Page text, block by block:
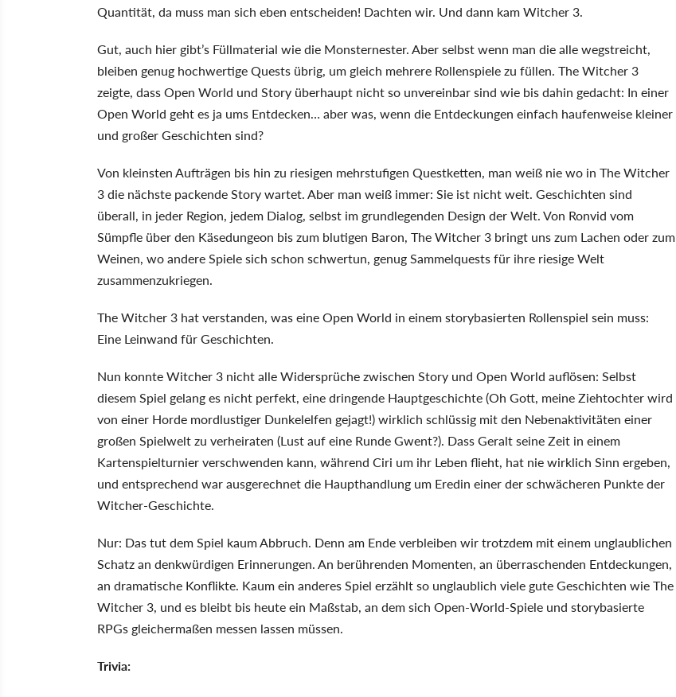
Quantität, da muss man sich eben entscheiden! Dachten wir. Und dann kam Witcher 3.
Gut, auch hier gibt’s Füllmaterial wie die Monsternester. Aber selbst wenn man die alle wegstreicht,
bleiben genug hochwertige Quests übrig, um gleich mehrere Rollenspiele zu füllen. The Witcher 3
zeigte, dass Open World und Story überhaupt nicht so unvereinbar sind wie bis dahin gedacht: In einer
Open World geht es ja ums Entdecken… aber was, wenn die Entdeckungen einfach haufenweise kleiner
und großer Geschichten sind?
Von kleinsten Aufträgen bis hin zu riesigen mehrstufigen Questketten, man weiß nie wo in The Witcher
3 die nächste packende Story wartet. Aber man weiß immer: Sie ist nicht weit. Geschichten sind
überall, in jeder Region, jedem Dialog, selbst im grundlegenden Design der Welt. Von Ronvid vom
Sümpfle über den Käsedungeon bis zum blutigen Baron, The Witcher 3 bringt uns zum Lachen oder zum
Weinen, wo andere Spiele sich schon schwertun, genug Sammelquests für ihre riesige Welt
zusammenzukriegen.
The Witcher 3 hat verstanden, was eine Open World in einem storybasierten Rollenspiel sein muss:
Eine Leinwand für Geschichten.
Nun konnte Witcher 3 nicht alle Widersprüche zwischen Story und Open World auflösen: Selbst
diesem Spiel gelang es nicht perfekt, eine dringende Hauptgeschichte (Oh Gott, meine Ziehtochter wird
von einer Horde mordlustiger Dunkelelfen gejagt!) wirklich schlüssig mit den Nebenaktivitäten einer
großen Spielwelt zu verheiraten (Lust auf eine Runde Gwent?). Dass Geralt seine Zeit in einem
Kartenspielturnier verschwenden kann, während Ciri um ihr Leben flieht, hat nie wirklich Sinn ergeben,
und entsprechend war ausgerechnet die Haupthandlung um Eredin einer der schwächeren Punkte der
Witcher-Geschichte.
Nur: Das tut dem Spiel kaum Abbruch. Denn am Ende verbleiben wir trotzdem mit einem unglaublichen
Schatz an denkwürdigen Erinnerungen. An berührenden Momenten, an überraschenden Entdeckungen,
an dramatische Konflikte. Kaum ein anderes Spiel erzählt so unglaublich viele gute Geschichten wie The
Witcher 3, und es bleibt bis heute ein Maßstab, an dem sich Open-World-Spiele und storybasierte
RPGs gleichermaßen messen lassen müssen.
Trivia: